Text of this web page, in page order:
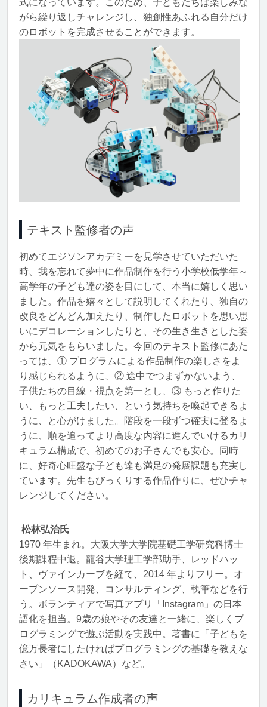
がら繰り返しチャレンジし、独創性あふれる自分だけ
のロボットを完成させることができます。
テキスト監修者の声
初めてエジソンアカデミーを見学させていただいた
時、我を忘れて夢中に作品制作を行う小学校低学年～
高学年の子ども達の姿を目にして、本当に嬉しく思い
ました。作品を嬉々として説明してくれたり、独自の
改良をどんどん加えたり、制作したロボットを思い思
いにデコレーションしたりと、その生き生きとした姿
から元気をもらいました。今回のテキスト監修にあた
っては、① プログラムによる作品制作の楽しさをよ
り感じられるように、② 途中でつまずかないよう、
子供たちの目線・視点を第一とし、③ もっと作りた
い、もっと工夫したい、という気持ちを喚起できるよ
うに、と心がけました。階段を一段ずつ確実に登るよ
うに、順を追ってより高度な内容に進んでいけるカリ
キュラム構成で、初めてのお子さんでも安心。同時
に、好奇心旺盛な子ども達も満足の発展課題も充実し
ています。先生もびっくりする作品作りに、ぜひチャ
レンジしてください。
松林弘治氏
1970 年生まれ。大阪大学大学院基礎工学研究科博士
後期課程中退。龍谷大学理工学部助手、レッドハッ
ト、ヴァインカーブを経て、2014 年よりフリー。オ
ープンソース開発、コンサルティング、執筆などを行
う。ボランティアで写真アプリ「Instagram」の日本
語化を担当。9歳の娘やその友達と一緒に、楽しくプ
ログラミングで遊ぶ活動を実践中。著書に「子どもを
億万長者にしたければプログラミングの基礎を教えな
さい」（KADOKAWA）など。
カリキュラム作成者の声